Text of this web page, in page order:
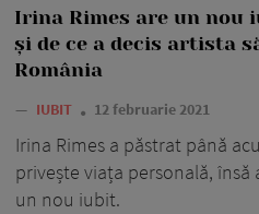
Irina Rimes are un nou
și de ce a decis artista
România
— IUBIT 12 februarie 2021
Irina Rimes a păstrat până
privește viața personală,
un nou iubit.